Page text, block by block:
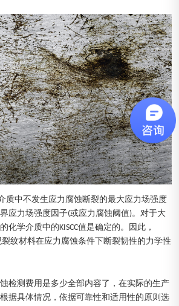
介质中不发生应力腐蚀断裂的最大应力场强度
应力场强度因子(或应力腐蚀阈值)。对于大
化学介质中的KISCC值是确定的。因此，
裂纹材料在应力腐蚀条件下断裂韧性的力学性
检测费用是多少全部内容了，在实际的生产
据具体情况，依据可靠性和适用性的原则选